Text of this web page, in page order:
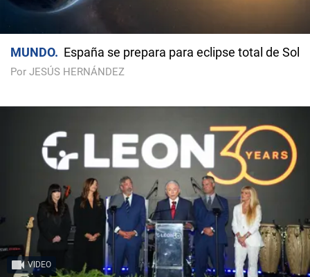
MUNDO España se prepara para eclipse total de Sol
Por JESÚS HERNÁNDEZ
VIDEO